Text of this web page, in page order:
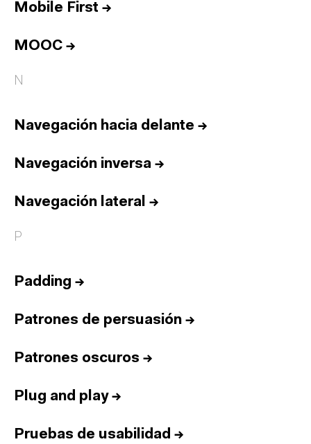
Mobile First →
MOOC →
N
Navegación hacia delante →
Navegación inversa →
Navegación lateral →
P
Padding →
Patrones de persuasión →
Patrones oscuros →
Plug and play→
Pruebas de usabilidad →